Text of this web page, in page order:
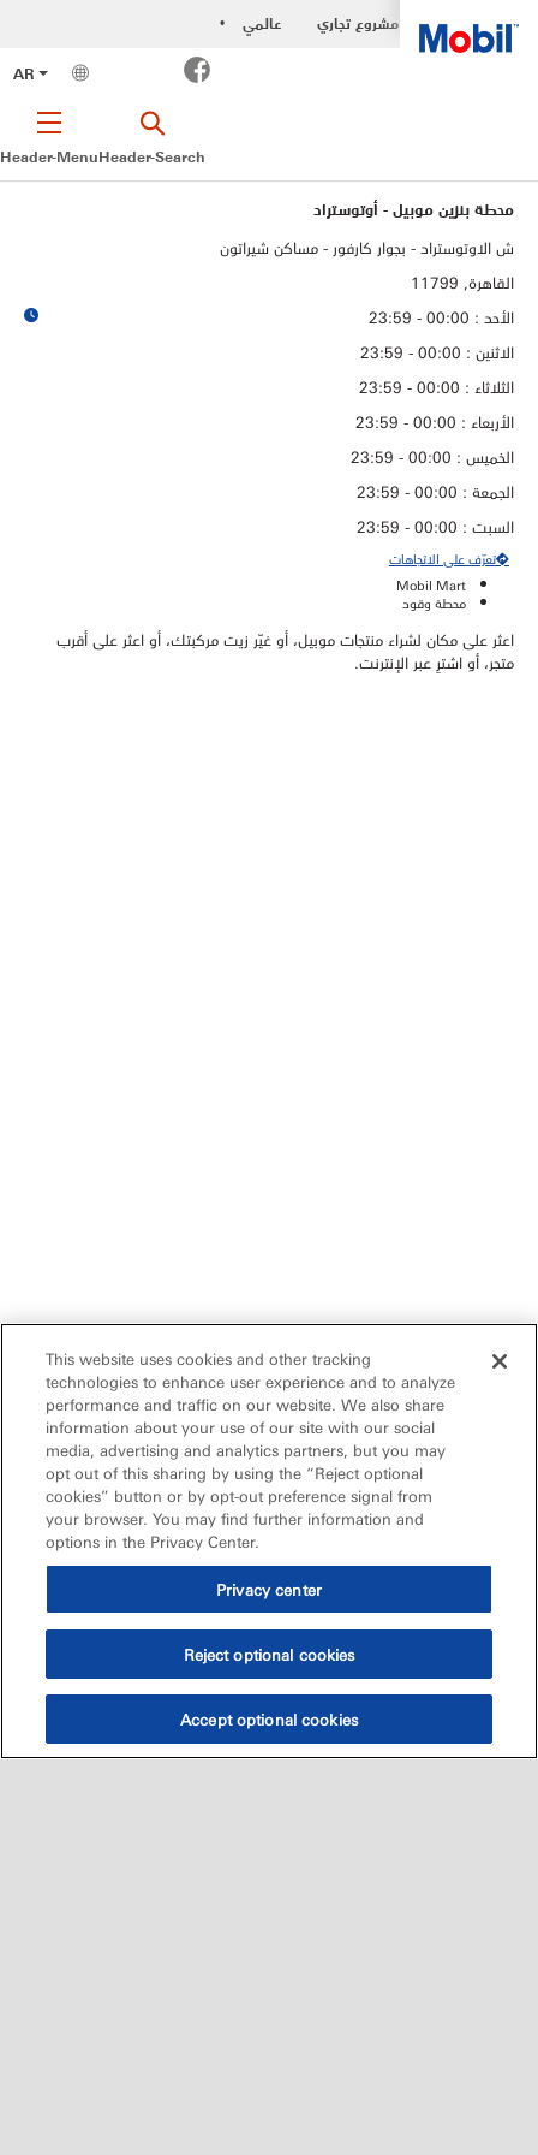
مشروع تجاري •
عالمي
AR
Facebook
Header-MenuHeader-Search
محطة بنزين موبيل - أوتوستراد
ش الاوتوستراد - بجوار كارفور - مساكن شيراتون
القاهرة, 11799
الأحد : 00:00 - 23:59
الاثنين : 00:00 - 23:59
الثلاثاء : 00:00 - 23:59
الأربعاء : 00:00 - 23:59
الخميس : 00:00 - 23:59
الجمعة : 00:00 - 23:59
السبت : 00:00 - 23:59
تعرّف على الاتجاهات
Mobil Mart
محطة وقود
اعثر على مكان لشراء منتجات موبيل، أو غيّر زيت مركبتك، أو اعثر على أقرب
متجر، أو اشترِ عبر الإنترنت.
This website uses cookies and other tracking
technologies to enhance user experience and to analyze
performance and traffic on our website. We also share
information about your use of our site with our social
media, advertising and analytics partners, but you may
opt out of this sharing by using the “Reject optional
cookies” button or by opt-out preference signal from
your browser. You may find further information and
options in the Privacy Center.
Privacy center
Reject optional cookies
Accept optional cookies